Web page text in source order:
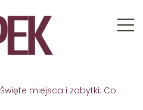
Święte miejsca i zabytki: Co